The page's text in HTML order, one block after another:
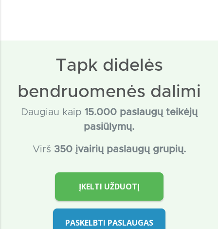
Tapk didelės
bendruomenės dalimi
Daugiau kaip 15.000 paslaugų teikėjų
pasiūlymų.
Virš 350 įvairių paslaugų grupių.
ĮKELTI UŽDUOTĮ
PASKELBTI PASLAUGAS